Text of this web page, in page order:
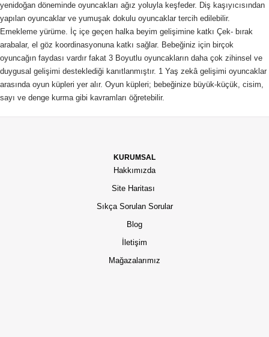
yenidoğan döneminde oyuncakları ağız yoluyla keşfeder. Diş kaşıyıcısından
yapılan oyuncaklar ve yumuşak dokulu oyuncaklar tercih edilebilir.
Emekleme yürüme. İç içe geçen halka beyim gelişimine katkı Çek- bırak
arabalar, el göz koordinasyonuna katkı sağlar. Bebeğiniz için birçok
oyuncağın faydası vardır fakat 3 Boyutlu oyuncakların daha çok zihinsel ve
duygusal gelişimi desteklediği kanıtlanmıştır. 1 Yaş zekâ gelişimi oyuncaklar
arasında oyun küpleri yer alır. Oyun küpleri; bebeğinize büyük-küçük, cisim,
sayı ve denge kurma gibi kavramları öğretebilir.
KURUMSAL
Hakkımızda
Site Haritası
Sıkça Sorulan Sorular
Blog
İletişim
Mağazalarımız